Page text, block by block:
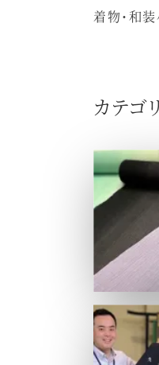
着物・和
カテゴ